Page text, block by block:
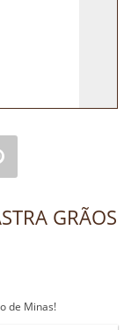
GRÃOS
de Minas!